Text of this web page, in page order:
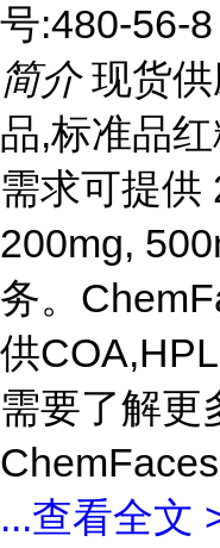
号:480-56-8
简介 现货
品,标准品
需求可提供
200mg,
务。
供
需要了解更
...查看全文